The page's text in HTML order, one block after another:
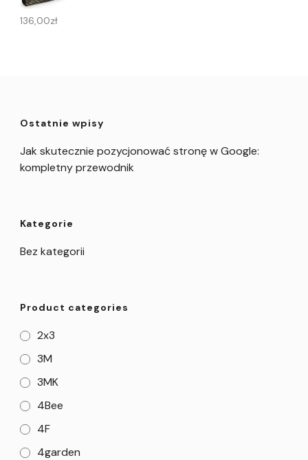
136,00zł
Ostatnie wpisy
Jak skutecznie pozycjonować stronę w Google:
kompletny przewodnik
Kategorie
Bez kategorii
Product categories
2x3
3M
3MK
4Bee
4F
4garden